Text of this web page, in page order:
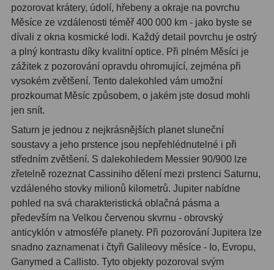
Montáže 93
Azimutální AZ5
Paralaktické EQ19
Fotografické montáže
Stativy a pilíře3
Objímky10
Motory a pohony13
Upínací prvky
Závaží3
Ostatní22
pozorovat krátery, údolí, hřebeny a okraje na povrchu
Měsíce ze vzdálenosti téměř 400 000 km - jako byste se
dívali z okna kosmické lodi. Každý detail povrchu je ostrý
a plný kontrastu díky kvalitní optice. Při plném Měsíci je
zážitek z pozorování opravdu ohromující, zejména při
vysokém zvětšení. Tento dalekohled vám umožní
prozkoumat Měsíc způsobem, o jakém jste dosud mohli
jen snít.
Saturn je jednou z nejkrásnějších planet sluneční
soustavy a jeho prstence jsou nepřehlédnutelné i při
středním zvětšení. S dalekohledem Messier 90/900 lze
zřetelně rozeznat Cassiniho dělení mezi prstenci Saturnu,
vzdáleného stovky milionů kilometrů. Jupiter nabídne
pohled na svá charakteristická oblačná pásma a
především na Velkou červenou skvrnu - obrovský
anticyklón v atmosféře planety. Při pozorování Jupitera lze
snadno zaznamenat i čtyři Galileovy měsíce - Io, Evropu,
Ganymed a Callisto. Tyto objekty pozoroval svým